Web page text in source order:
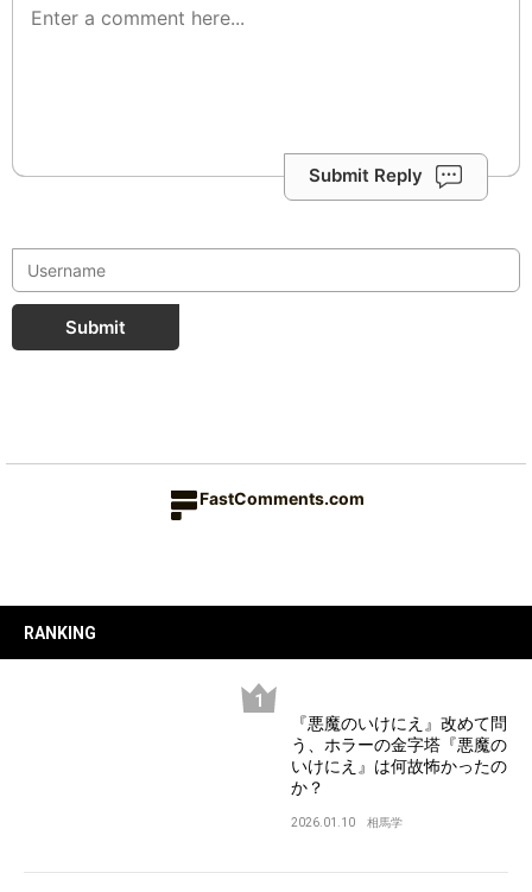
Submit Reply
Submit
FastComments.com
RANKING
『悪魔のいけにえ』改めて問
う、ホラーの金字塔『悪魔の
いけにえ』は何故怖かったの
か？
2026.01.10 相馬学